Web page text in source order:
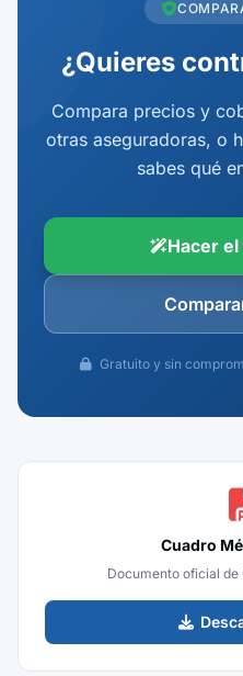
¿Quieres
Compara precios y
otras aseguradoras, o
sabes qué
Hacer
Gratuito y sin
Cuadro
Documento oficial de